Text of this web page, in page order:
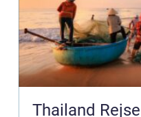
Thailand